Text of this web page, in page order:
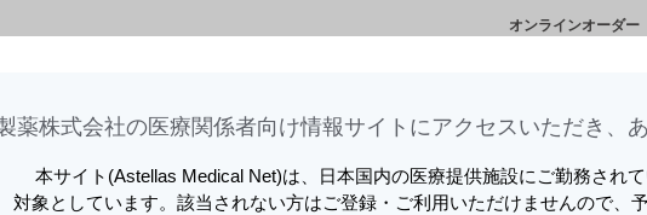
オンラインオーダー
トでは、利便性向上、利用履歴の収集・集計のため
データを取得しています。詳しくは
グラセプター グラセプターカプセル 副作用ナビゲーション BKウイルス腎症〈効能共
薬株式会社の医療関係者向け情報サイトに​アクセスいただき、
本サイト(Astellas Medical Net)は、日本国内の医療提供施設にご勤務され
対象としています。該当されない方はご登録・ご利用いただけませんので、